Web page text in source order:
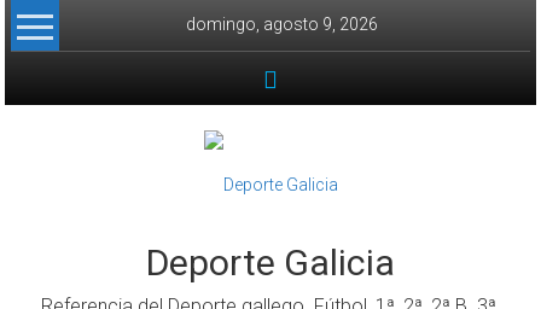
Skip to content
domingo, agosto 9, 2026
Deporte Galicia